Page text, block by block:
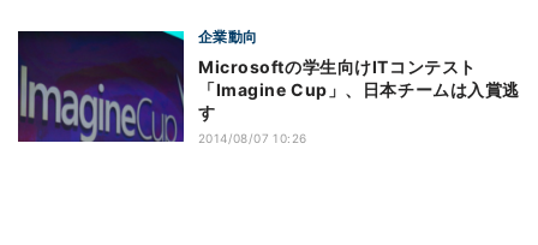
企業動向
Microsoftの学生向けITコンテスト
「Imagine Cup」、日本チームは入賞逃
す
2014/08/07 10:26